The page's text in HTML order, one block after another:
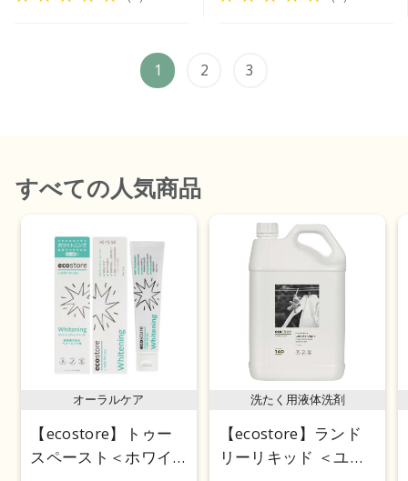
1 2 3
すべての人気商品
オーラルケア
【ecostore】トゥー
スペースト＜ホワイ
洗たく用液体洗剤
【ecostore】ランド
リーリキッド ＜ユー